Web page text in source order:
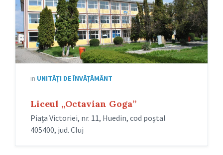
in UNITĂȚI DE ÎNVĂȚĂMÂNT
Liceul „Octavian Goga”
Piața Victoriei, nr. 11, Huedin, cod poștal
405400, jud. Cluj